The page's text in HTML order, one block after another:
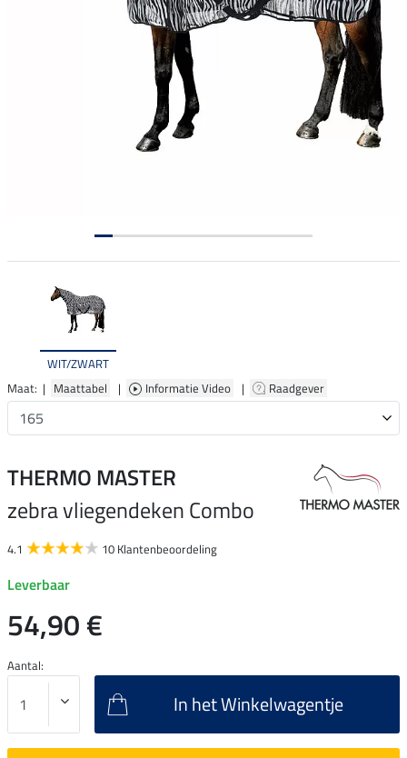
WIT/ZWART
Maat: | Maattabel | Informatie Video | Raadgever
THERMO MASTER
zebra vliegendeken Combo
4.1 10 Klantenbeoordeling
Leverbaar
54,90 €
Aantal:
In het Winkelwagentje